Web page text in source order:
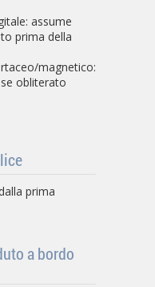
assume
prima della
magnetico:
obliterato
prima
a bordo